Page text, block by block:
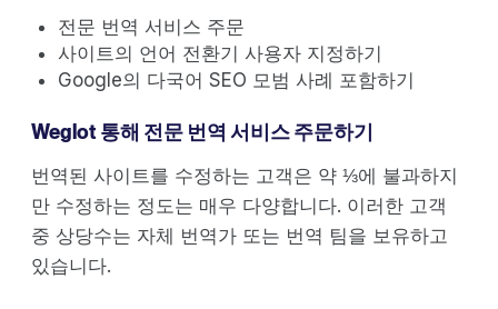
전문 번역 서비스 주문
사이트의 언어 전환기 사용자 지정하기
Google의 다국어 SEO 모범 사례 포함하기
Weglot 통해 전문 번역 서비스 주문하기
번역된 사이트를 수정하는 고객은 약 ⅓에 불과하지
만 수정하는 정도는 매우 다양합니다. 이러한 고객
중 상당수는 자체 번역가 또는 번역 팀을 보유하고
있습니다.